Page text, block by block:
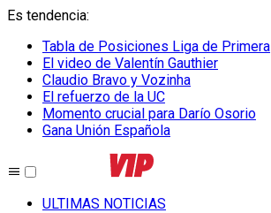
Es tendencia:
Tabla de Posiciones Liga de Primera
El video de Valentín Gauthier
Claudio Bravo y Vozinha
El refuerzo de la UC
Momento crucial para Darío Osorio
Gana Unión Española
ULTIMAS NOTICIAS